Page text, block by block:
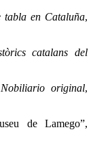
tabla en Cataluña,
catalans del
original,
de Lamego”,